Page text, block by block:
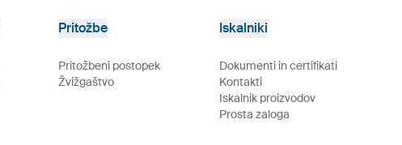
Pritožbe
Pritožbeni postopek
Žvižgaštvo
Iskalniki
Dokumenti in certifikati
Kontakti
Iskalnik proizvodov
Prosta zaloga